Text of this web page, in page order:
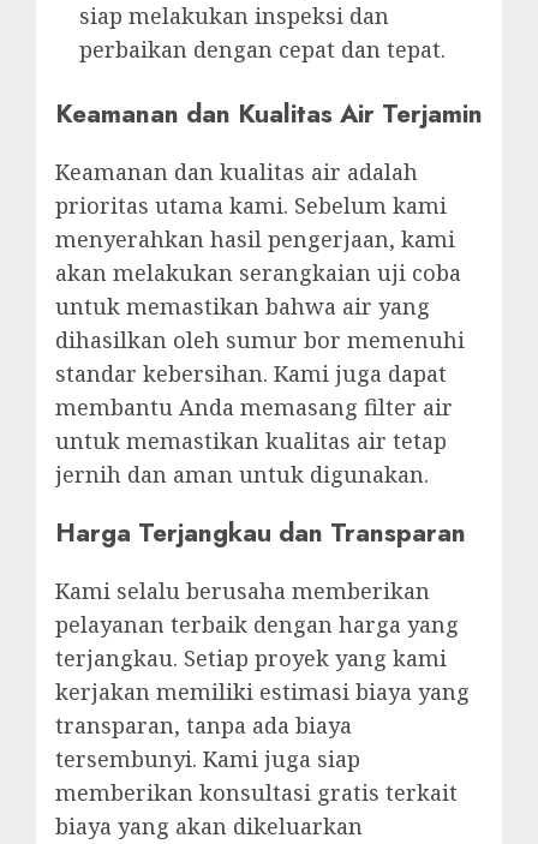
siap melakukan inspeksi dan
perbaikan dengan cepat dan tepat.
Keamanan dan Kualitas Air Terjamin
Keamanan dan kualitas air adalah
prioritas utama kami. Sebelum kami
menyerahkan hasil pengerjaan, kami
akan melakukan serangkaian uji coba
untuk memastikan bahwa air yang
dihasilkan oleh sumur bor memenuhi
standar kebersihan. Kami juga dapat
membantu Anda memasang filter air
untuk memastikan kualitas air tetap
jernih dan aman untuk digunakan.
Harga Terjangkau dan Transparan
Kami selalu berusaha memberikan
pelayanan terbaik dengan harga yang
terjangkau. Setiap proyek yang kami
kerjakan memiliki estimasi biaya yang
transparan, tanpa ada biaya
tersembunyi. Kami juga siap
memberikan konsultasi gratis terkait
biaya yang akan dikeluarkan